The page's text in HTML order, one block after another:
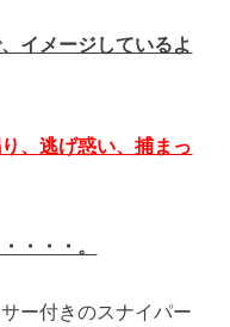
イメージしているよ
、逃げ惑い、捕まっ
・・・。
ー付きのスナイパー